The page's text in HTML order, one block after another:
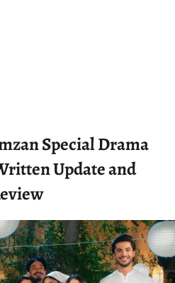
Special Drama
Update and